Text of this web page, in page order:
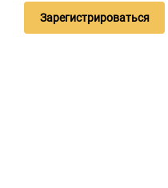
Зарегистрироваться